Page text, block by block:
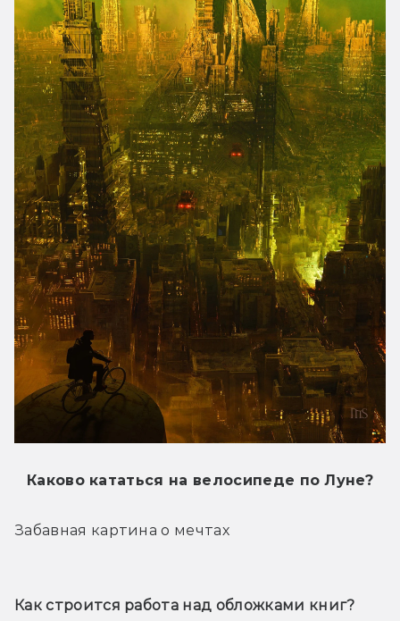
Каково кататься на велосипеде по Луне?
Забавная картина о мечтах
Как строится работа над обложками книг?